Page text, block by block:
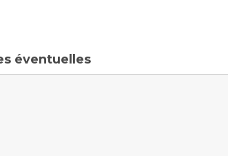
éventuelles